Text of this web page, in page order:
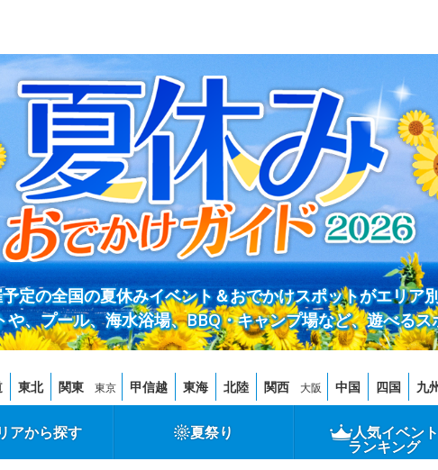
定の全国の夏休みイベント＆おでかけスポットがエリア
や、プール、海水浴場、BBQ・キャンプ場など、遊べる
東北 関東 東京 甲信越 東海 北陸 関西 大阪 中国 四国 九
アから探す 夏祭り 人気イベント
ランキング